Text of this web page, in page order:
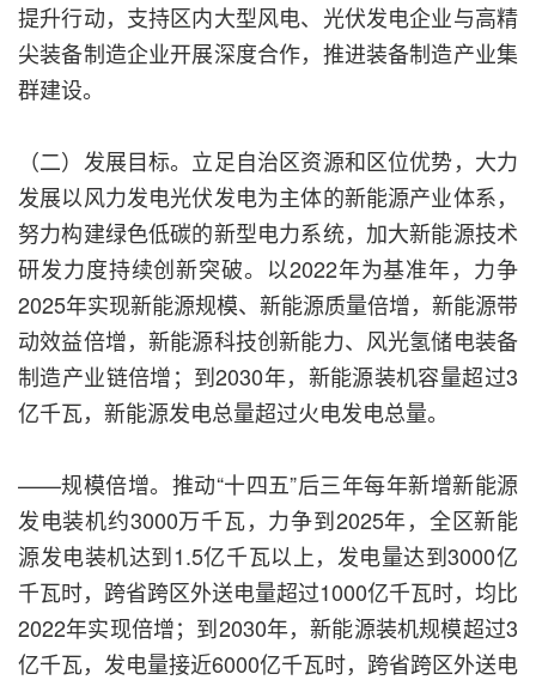
提升行动，支持区内大型风电、光伏发电企业与高精
尖装备制造企业开展深度合作，推进装备制造产业集
群建设。
（二）发展目标。立足自治区资源和区位优势，大力
发展以风力发电光伏发电为主体的新能源产业体系，
努力构建绿色低碳的新型电力系统，加大新能源技术
研发力度持续创新突破。以2022年为基准年，力争
2025年实现新能源规模、新能源质量倍增，新能源带
动效益倍增，新能源科技创新能力、风光氢储电装备
制造产业链倍增；到2030年，新能源装机容量超过3
亿千瓦，新能源发电总量超过火电发电总量。
——规模倍增。推动“十四五”后三年每年新增新能源
发电装机约3000万千瓦，力争到2025年，全区新能
源发电装机达到1.5亿千瓦以上，发电量达到3000亿
千瓦时，跨省跨区外送电量超过1000亿千瓦时，均比
2022年实现倍增；到2030年，新能源装机规模超过3
亿千瓦，发电量接近6000亿千瓦时，跨省跨区外送电